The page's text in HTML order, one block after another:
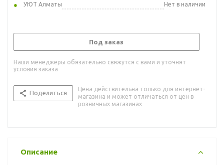
УЮТ Алматы
Нет в наличии
Под заказ
Наши менеджеры обязательно свяжутся с вами и уточнят
условия заказа
Поделиться
Цена действительна только для интернет-
магазина и может отличаться от цен в
розничных магазинах
Описание